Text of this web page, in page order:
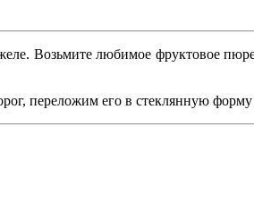
Возьмите любимое фруктовое
переложим его в стеклянную